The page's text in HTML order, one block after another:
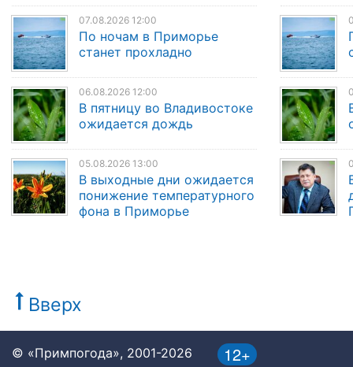
07.08.2026 12:00
По ночам в Приморье
станет прохладно
06.08.2026 12:00
В пятницу во Владивостоке
ожидается дождь
05.08.2026 13:00
В выходные дни ожидается
понижение температурного
фона в Приморье
Вверх
12+
© «Примпогода», 2001-2026